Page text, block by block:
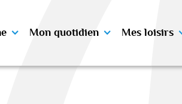
Mon quotidien Mes loisirs